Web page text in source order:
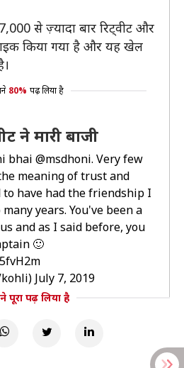
से ज़्यादा बार रिट्वीट और
किया गया है और यह खेल
80% पढ़ लिया है
ने मारी बाजी
bhai @msdhoni. Very few
meaning of trust and
to have had the friendship I
years. You've been a
and as I said before, you
🙂
July 7, 2019
पूरा पढ़ लिया है